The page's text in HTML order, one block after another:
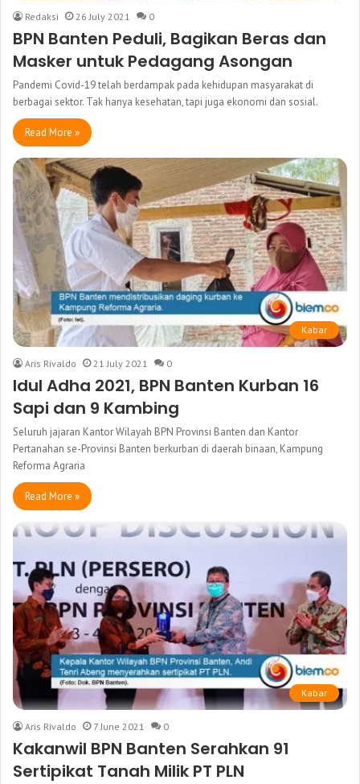
Redaksi 26 July 2021 0
BPN Banten Peduli, Bagikan Beras dan
Masker untuk Pedagang Asongan
Pandemi Covid-19 telah berdampak pada kehidupan masyarakat di
berbagai sektor. Tak hanya kesehatan, tapi juga ekonomi dan sosial.
Read More »
Kabar
Aris Rivaldo 21 July 2021 0
Idul Adha 2021, BPN Banten Kurban 16
Sapi dan 9 Kambing
Seluruh jajaran Kantor Wilayah BPN Provinsi Banten dan Kantor
Pertanahan se-Provinsi Banten berkurban di daerah binaan, Kampung
Reforma Agraria
Read More »
Kabar
Aris Rivaldo 7 June 2021 0
Kakanwil BPN Banten Serahkan 91
Sertipikat Tanah Milik PT PLN